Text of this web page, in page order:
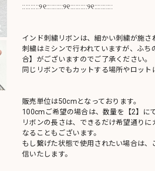
::::::::::୨୧::::::::::୨୧::::::::::୨୧:::::::::::
インド刺繍リボンは、細かい刺繍が施さ
刺繍はミシンで行われていますが、ふ
合】がございますのでご了承ください。
同じリボンでもカットする場所やロッ
販売単位は50cmとなっております。
100cmご希望の場合は、数量を【2】に
リボンの長さは、できるだけ希望通り
なることもございます。
もし繋げた状態で使用されたい場合は
信いたします。